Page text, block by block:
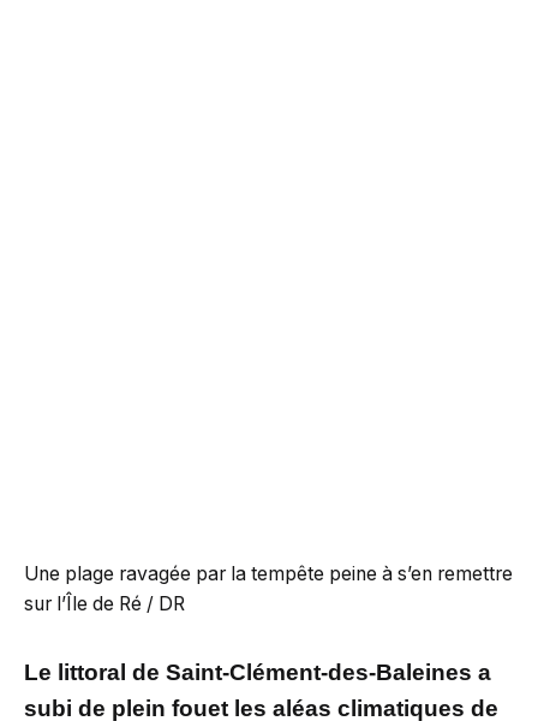
Une plage ravagée par la tempête peine à s’en remettre
sur l’Île de Ré / DR
Le littoral de Saint-Clément-des-Baleines a
subi de plein fouet les aléas climatiques de